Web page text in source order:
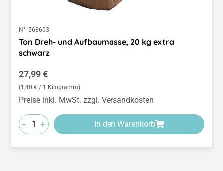
N°: 563603
Ton Dreh- und Aufbaumasse, 20 kg extra
schwarz
Regulärer Preis:
27,99 €
(1,40 € / 1 Kilogramm)
Preise inkl. MwSt. zzgl. Versandkosten
- + In den Warenkorb